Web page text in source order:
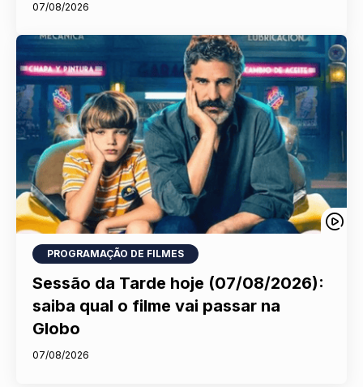
07/08/2026
PROGRAMAÇÃO DE FILMES
Sessão da Tarde hoje (07/08/2026):
saiba qual o filme vai passar na
Globo
07/08/2026